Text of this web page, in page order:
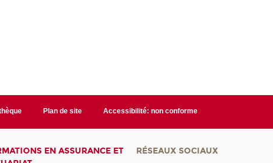
Plan de site Accessibilité: non conforme
EN ASSURANCE ET
RÉSEAUX SOCIAUX